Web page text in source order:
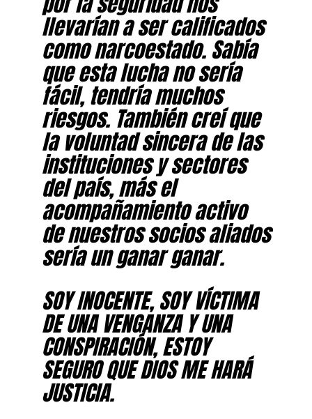
llevarían a ser calificados
como narcoestado. Sabía
que esta lucha no sería
fácil, tendría muchos
riesgos. También creí que
la voluntad sincera de las
instituciones y sectores
del país, más el
acompañamiento activo
de nuestros socios aliados
sería un ganar ganar.
SOY INOCENTE, SOY VÍCTIMA
DE UNA VENGANZA Y UNA
CONSPIRACIÓN, ESTOY
SEGURO QUE DIOS ME HARÁ
JUSTICIA.